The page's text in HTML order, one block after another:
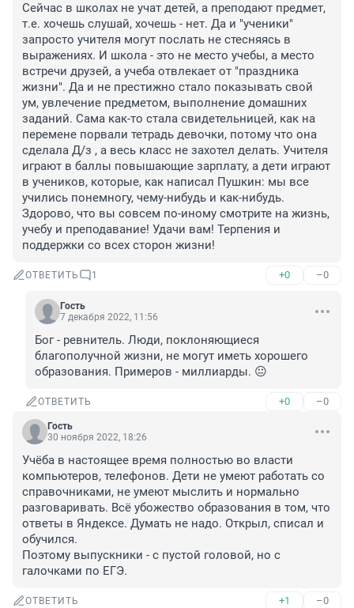
Сейчас в школах не учат детей, а преподают предмет,
т.е. хочешь слушай, хочешь - нет. Да и "ученики"
запросто учителя могут послать не стесняясь в
выражениях. И школа - это не место учебы, а место
встречи друзей, а учеба отвлекает от "праздника
жизни". Да и не престижно стало показывать свой
ум, увлечение предметом, выполнение домашних
заданий. Сама как-то стала свидетельницей, как на
перемене порвали тетрадь девочки, потому что она
сделала Д/з , а весь класс не захотел делать. Учителя
играют в баллы повышающие зарплату, а дети играют
в учеников, которые, как написал Пушкин: мы все
учились понемногу, чему-нибудь и как-нибудь.
Здорово, что вы совсем по-иному смотрите на жизнь,
учебу и преподавание! Удачи вам! Терпения и
поддержки со всех сторон жизни!
ОТВЕТИТЬ 1 +0 –0
Гость
7 декабря 2022, 11:56
Бог - ревнитель. Люди, поклоняющиеся
благополучной жизни, не могут иметь хорошего
образования. Примеров - миллиарды. 😐
ОТВЕТИТЬ +0 –0
Гость
30 ноября 2022, 18:26
Учёба в настоящее время полностью во власти
компьютеров, телефонов. Дети не умеют работать со
справочниками, не умеют мыслить и нормально
разговаривать. Всё убожество образования в том, что
ответы в Яндексе. Думать не надо. Открыл, списал и
обучился.
Поэтому выпускники - с пустой головой, но с
галочками по ЕГЭ.
ОТВЕТИТЬ +1 –0